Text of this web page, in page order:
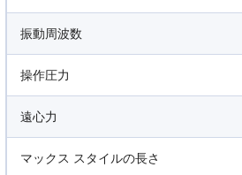
振動周波数
操作圧力
遠心力
マックス スタイルの長さ